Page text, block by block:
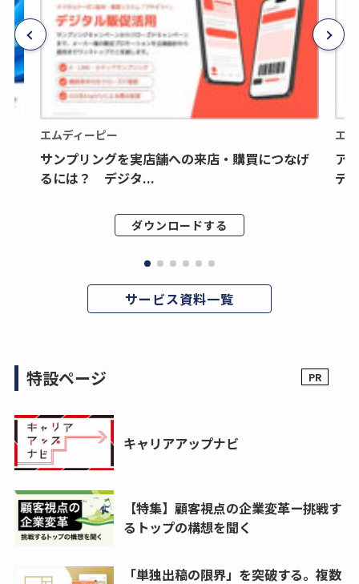
エムディーピー
サンプリングを実店舗への来店・購買につなげ
るには？ デジタ...
ダウンロードする
エ
ア
デ
サービス資料一覧
特設ページ
キャリアアップナビ
【特集】顧客視点の企業変革ー挑戦す
るトップの構想を聞く
「単独出稿の限界」を突破する。複数